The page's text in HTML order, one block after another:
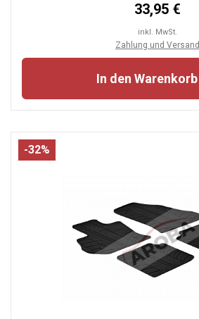
33,95 €
inkl. MwSt.
Zahlung und Versand
In den Warenkorb
-32%